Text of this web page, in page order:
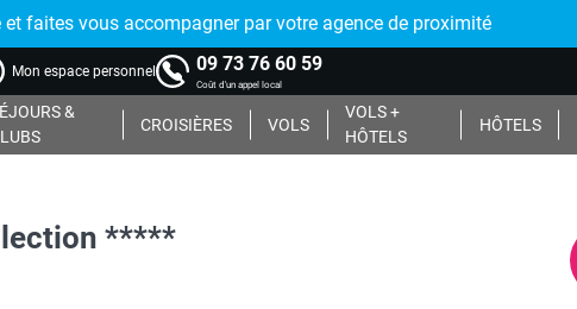
et faites vous accompagner par votre agence de proximité
Mon espace personnel 09 73 76 60 59
Coût d'un appel local
&
CROISIÈRES VOLS
VOLS +
HÔTELS
HÔTELS
*****